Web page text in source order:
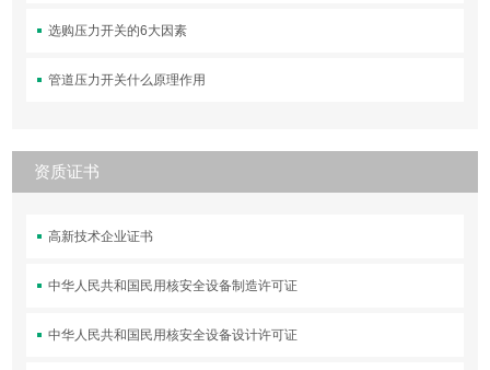
选购压力开关的6大因素
管道压力开关什么原理作用
资质证书
高新技术企业证书
中华人民共和国民用核安全设备制造许可证
中华人民共和国民用核安全设备设计许可证